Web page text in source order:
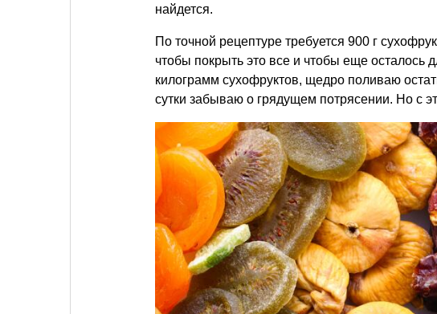
найдется.
По точной рецептуре требуется 900 г
чтобы покрыть это все и чтобы еще осталось
килограмм сухофруктов, щедро поливаю
сутки забываю о грядущем потрясении. Но с